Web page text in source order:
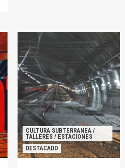
CULTURA SUBTERRANEA /
TALLERES / ESTACIONES
DESTACADO